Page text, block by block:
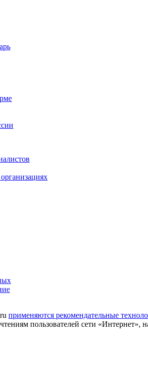
применяются рекомендательные
пользователей сети